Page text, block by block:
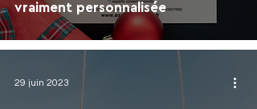
vraiment personnalisée
29 juin 2023